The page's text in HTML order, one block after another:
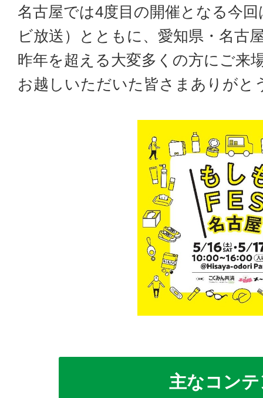
名古屋では4度目の開催となる今
ビ放送）とともに、愛知県・名古
昨年を超える大変多くの方にご来
お越しいただいた皆さまありがと
主なコン